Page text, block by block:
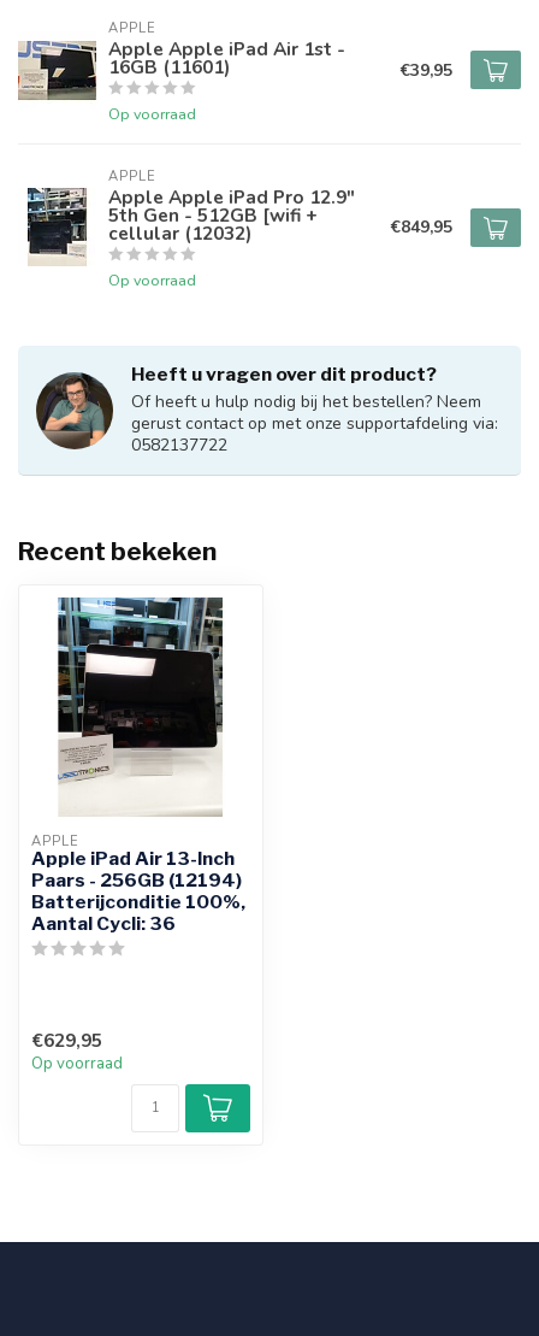
APPLE
Apple Apple iPad Air 1st -
16GB (11601)
Op voorraad
€39,95
APPLE
Apple Apple iPad Pro 12.9"
5th Gen - 512GB [wifi +
cellular (12032)
Op voorraad
€849,95
Heeft u vragen over dit product?
Of heeft u hulp nodig bij het bestellen? Neem
gerust contact op met onze supportafdeling via:
0582137722
Recent bekeken
APPLE
Apple iPad Air 13-Inch
Paars - 256GB (12194)
Batterijconditie 100%,
Aantal Cycli: 36
€629,95
Op voorraad